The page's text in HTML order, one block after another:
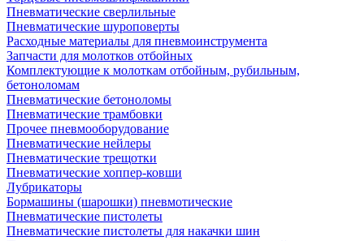
Пневматические сверлильные
Пневматические шуроповерты
Расходные материалы для пневмоинструмента
Запчасти для молотков отбойных
Комплектующие к молоткам отбойным, рубильным,
бетоноломам
Пневматические бетоноломы
Пневматические трамбовки
Прочее пневмооборудование
Пневматические нейлеры
Пневматические трещотки
Пневматические хоппер-ковши
Лубрикаторы
Бормашины (шарошки) пневмотические
Пневматические пистолеты
Пневматические пистолеты для накачки шин